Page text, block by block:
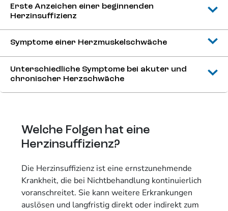
Erste Anzeichen einer beginnenden
Herzinsuffizienz
Symptome einer Herzmuskelschwäche
Unterschiedliche Symptome bei akuter und
chronischer Herzschwäche
Welche Folgen hat eine
Herzinsuffizienz?
Die Herzinsuffizienz ist eine ernstzunehmende
Krankheit, die bei Nichtbehandlung kontinuierlich
voranschreitet. Sie kann weitere Erkrankungen
auslösen und langfristig direkt oder indirekt zum